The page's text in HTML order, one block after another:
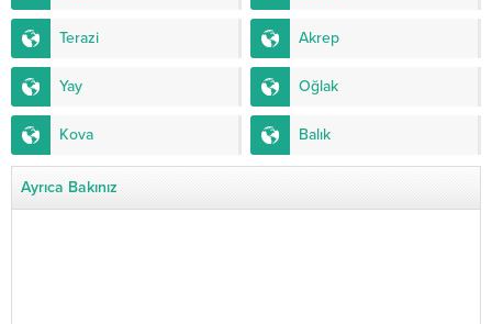
Terazi Akrep
Yay Oğlak
Kova Balık
Ayrıca Bakınız